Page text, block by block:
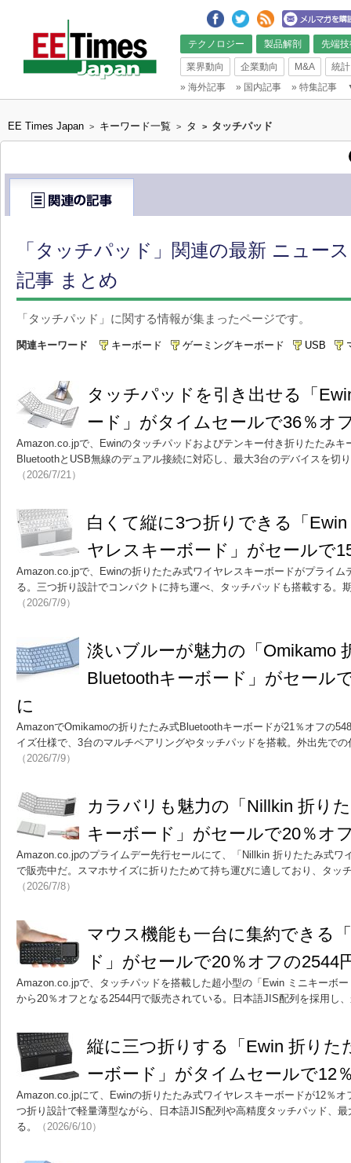
テクノロジー 製品解剖 先端
業界動向 企業動向 M&A
統計
» 海外記事 » 国内記事 » 特集記事
EE Times Japan > キーワード一覧 > タ > タッチパッド
「タッチパッド」関連の最新 ニュー
記事 まとめ
「タッチパッド」に関する情報が集まったページです。
関連キーワード キーボード ゲーミングキーボード USB
タッチパッドを引き出せる「
ード」がタイムセールで36％オ
Amazon.co.jpで、Ewinのタッチパッドおよびテンキー付き折りたたみキ
BluetoothとUSB無線のデュアル接続に対応し、最大3台のデバイスを切
（2026/7/21）
白くて縦に3つ折りできる「
ヤレスキーボード」がセールで
Amazon.co.jpで、Ewinの折りたたみ式ワイヤレスキーボードがプライム
る。三つ折り設計でコンパクトに持ち運べ、タッチパッドも搭載する。
（2026/7/9）
淡いブルーが魅力の「Omikamo
Bluetoothキーボード」がセール
に
AmazonでOmikamoの折りたたみ式Bluetoothキーボードが21％オフの
イズ仕様で、3台のマルチペアリングやタッチパッドを搭載。外出先で
（2026/7/9）
カラバリも魅力の「Nillkin 折り
キーボード」がセールで20％オ
Amazon.co.jpのプライムデー先行セールにて、「Nillkin 折りたたみ式ワ
で販売中だ。スマホサイズに折りたためて持ち運びに適しており、タッ
（2026/7/8）
マウス機能も一台に集約できる
ド」がセールで20％オフの2544
Amazon.co.jpで、タッチパッドを搭載した超小型の「Ewin ミニキーボ
から20％オフとなる2544円で販売されている。日本語JIS配列を採用し
縦に三つ折りする「Ewin 折りた
ーボード」がタイムセールで12
Amazon.co.jpにて、Ewinの折りたたみ式ワイヤレスキーボードが12％
つ折り設計で軽量薄型ながら、日本語JIS配列や高精度タッチパッド、
る。
（2026/6/10）